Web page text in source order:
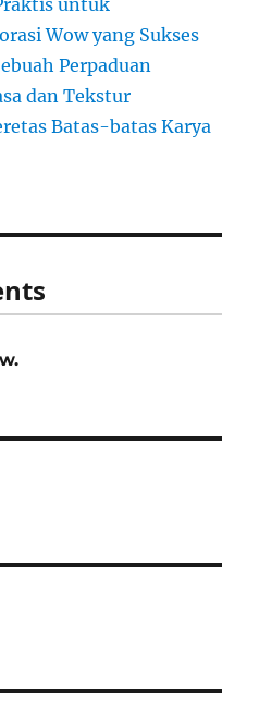
untuk
Wow yang Sukses
Perpaduan
dan Tekstur
Batas-batas Karya